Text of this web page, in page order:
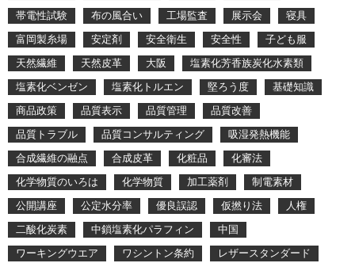
帯電性試験
布の風合い 工場監査 展示会
寝具
富岡製糸場
安定剤 安全衛生 安全性
子ども服
天然繊維
天然皮革 大阪
塩素化芳香族炭化水素類
塩素化ベンゼン
塩素化トルエン 堅ろう度
基礎知識
商品政策
品質表示 品質管理
品質改善
品質トラブル
品質コンサルティング
吸湿発熱機能
合成繊維の融点
合成皮革 化粧品
化審法
化学物質のいろは
化学物質 加工薬剤
制電素材
公開講座
公定水分率 優良誤認 仮撚り法
人権
二酸化炭素
中鎖塩素化パラフィン
中国
ワーキングウエア
ワシントン条約
レザースタンダード